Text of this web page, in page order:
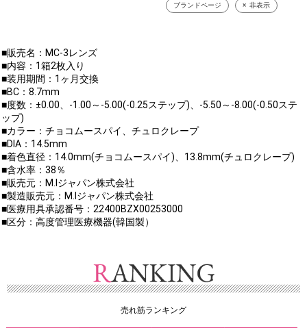
ブランドページ 非表示
■販売名：MC-3レンズ
■内容：1箱2枚入り
■装用期間：1ヶ月交換
■BC：8.7mm
■度数：±0.00、-1.00～-5.00(-0.25ステップ)、-5.50～-8.00(-0.50ステ
ップ)
■カラー：チョコムースパイ、チュロクレープ
■DIA：14.5mm
■着色直径：14.0mm(チョコムースパイ)、13.8mm(チュロクレープ)
■含水率：38％
■販売元：M.Iジャパン株式会社
■製造販売元：M.Iジャパン株式会社
■医療用具承認番号：22400BZX00253000
■区分：高度管理医療機器(韓国製）
売れ筋ランキング